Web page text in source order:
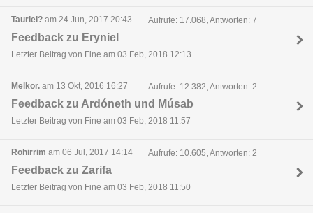
Tauriel? am 24 Jun, 2017 20:43 Aufrufe: 17.068, Antworten: 7
Feedback zu Eryniel
Letzter Beitrag von Fine am 03 Feb, 2018 12:13
Melkor. am 13 Okt, 2016 16:27 Aufrufe: 12.382, Antworten: 2
Feedback zu Ardóneth und Músab
Letzter Beitrag von Fine am 03 Feb, 2018 11:57
Rohirrim am 06 Jul, 2017 14:14 Aufrufe: 10.605, Antworten: 2
Feedback zu Zarifa
Letzter Beitrag von Fine am 03 Feb, 2018 11:50